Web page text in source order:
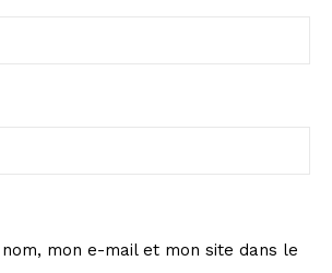
mon e-mail et mon site dans le